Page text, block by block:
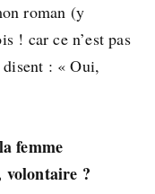
roman (y
! car ce n’est pas
: « Oui,
femme
volontaire ?